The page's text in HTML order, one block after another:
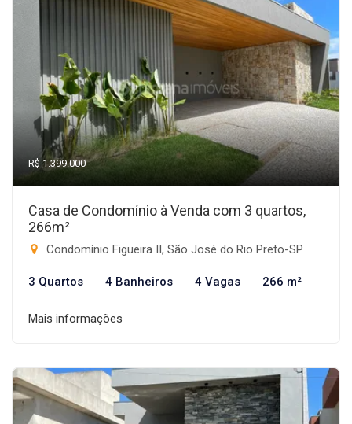
R$ 1.399.000
Casa de Condomínio à Venda com 3 quartos,
266m²
Condomínio Figueira II, São José do Rio Preto-SP
3 Quartos 4 Banheiros 4 Vagas 266 m²
Mais informações